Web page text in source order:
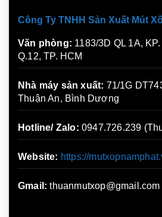
Công Ty TNHH Sản Xuất Mút
Văn phòng: 1183/3D QL 1A,
Q.12, TP. HCM
Nhà máy sản xuất: 71/1G
Thuận An, Bình Dương
Hotline/ Zalo: 0947.726.239
Website: https://
Gmail:thuanmutxop@gmail.com